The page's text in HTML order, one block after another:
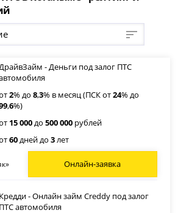
- Деньги под залог ПТС
2% до8,3% в месяц (ПСК от24% до
,6%)
15 000до500 000 рублей
60дней до3лет
Онлайн-заявка
Кредди - Онлайн займ Creddy под залог
ПТС автомобиля